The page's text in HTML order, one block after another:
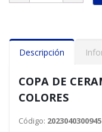
Descripción
COPA DE
COLORES
Código: 2023040300945